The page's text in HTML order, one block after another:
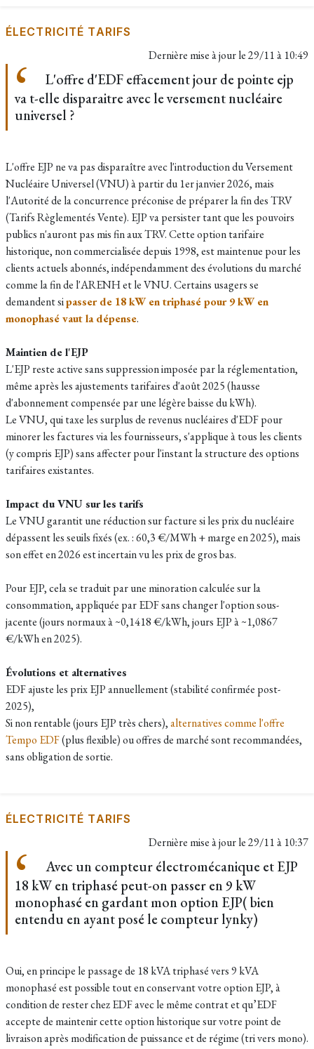
ÉLECTRICITÉ TARIFS
Dernière mise à jour le29/11 à 10:49
L'offre d'EDF effacement jour de pointe ejp
va t-elle disparaitre avec le versement nucléaire
universel ?
L'offre EJP ne va pas disparaître avec l'introduction du Versement
Nucléaire Universel (VNU) à partir du 1er janvier 2026, mais
l'Autorité de la concurrence préconise de préparer la fin des TRV
(Tarifs Règlementés Vente). EJP va persister tant que les pouvoirs
publics n'auront pas mis fin aux TRV. Cette option tarifaire
historique, non commercialisée depuis 1998, est maintenue pour les
clients actuels abonnés, indépendamment des évolutions du marché
comme la fin de l'ARENH et le VNU. Certains usagers se
demandent sipasser de 18 kW en triphasé pour 9 kW en
monophasé vaut la dépense.
Maintien de l'EJP
L'EJP reste active sans suppression imposée par la réglementation,
même après les ajustements tarifaires d'août 2025 (hausse
d'abonnement compensée par une légère baisse du kWh).​
Le VNU, qui taxe les surplus de revenus nucléaires d'EDF pour
minorer les factures via les fournisseurs, s'applique à tous les clients
(y compris EJP) sans affecter pour l'instant la structure des options
tarifaires existantes.
Impact du VNU sur les tarifs
Le VNU garantit une réduction sur facture si les prix du nucléaire
dépassent les seuils fixés (ex. : 60,3 €/MWh + marge en 2025), mais
son effet en 2026 est incertain vu les prix de gros bas.​
Pour EJP, cela se traduit par une minoration calculée sur la
consommation, appliquée par EDF sans changer l'option sous-
jacente (jours normaux à ~0,1418 €/kWh, jours EJP à ~1,0867
€/kWh en 2025).​
Évolutions et alternatives
EDF ajuste les prix EJP annuellement (stabilité confirmée post-
2025),
Si non rentable (jours EJP très chers),alternatives comme l'offre
Tempo EDF(plus flexible) ou offres de marché sont recommandées,
sans obligation de sortie.
ÉLECTRICITÉ TARIFS
Dernière mise à jour le29/11 à 10:37
Avec un compteur électromécanique et EJP
18 kW en triphasé peut-on passer en 9 kW
monophasé en gardant mon option EJP( bien
entendu en ayant posé le compteur lynky)
Oui, en principe le passage de 18 kVA triphasé vers 9 kVA
monophasé est possible tout en conservant votre option EJP, à
condition de rester chez EDF avec le même contrat et qu’EDF
accepte de maintenir cette option historique sur votre point de
livraison après modification de puissance et de régime (tri vers mono).